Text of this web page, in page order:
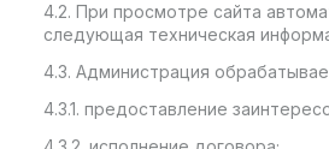
4.2. При просмотре сайта
следующая техническая
4.3. Администрация
4.3.1. предоставление